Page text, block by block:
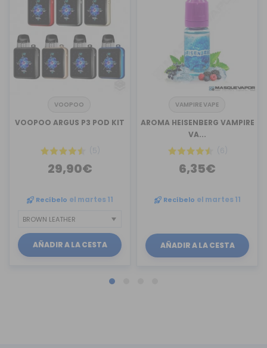
VOOPOO
VOOPOO ARGUS P3 POD KIT
(5)
29,90€
Recíbelo el martes 11
AÑADIR A LA CESTA
VAMPIRE VAPE
AROMA HEISENBERG VAMPIRE
VA...
(6)
6,35€
Recíbelo el martes 11
AÑADIR A LA CESTA